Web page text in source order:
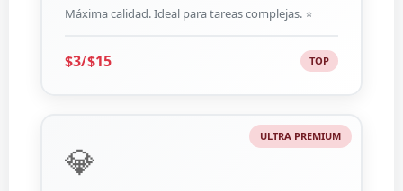
Máxima calidad. Ideal para tareas complejas. ⭐
$3/$15 TOP
ULTRA PREMIUM
💎